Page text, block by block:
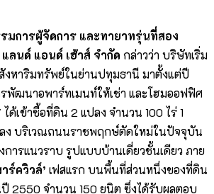
มการผู้จัดการ และทายาทรุ่นที่สอง
ลนด์ แอนด์ เฮ้าส์ จำกัด กล่าวว่า บริษัทเริ่ม
หาริมทรัพย์ในย่านปทุมธานี มาตั้งแต่ปี
พัฒนาอพาร์ทเมนท์ให้เช่า และโฮมออฟฟิศ
เข้าซื้อที่ดิน 2 แปลง จำนวน 100 ไร่ 1
ลง บริเวณถนนราชพฤกษ์ตัดใหม่ในปัจจุบัน
การแนวราบ รูปแบบบ้านเดี่ยวชั้นเดียว ภาย
ร์ควิวล์’ เฟสแรก บนพื้นที่ส่วนหนึ่งของที่ดิน
2550 จำนวน 150 ยูนิต ซึ่งได้รับผลตอบ